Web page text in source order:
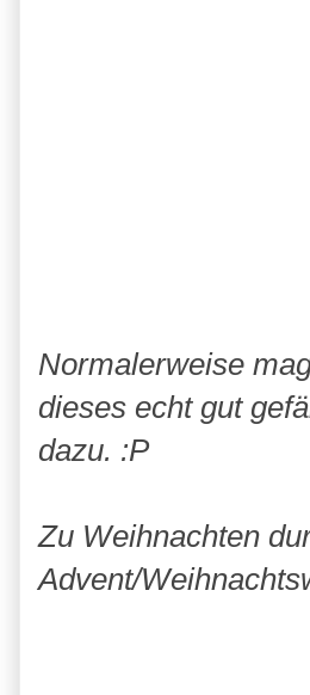
Normalerweise
dieses echt gut
dazu. :P
Zu Weihnachten
Advent/